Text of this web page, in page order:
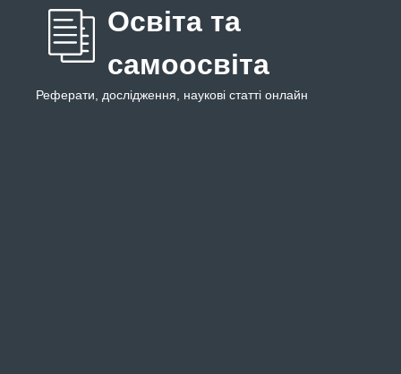
Освіта та
самоосвіта
Реферати, дослідження, наукові статті онлайн